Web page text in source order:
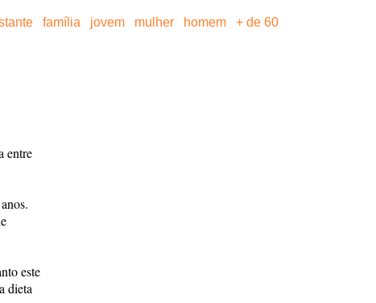
família jovem mulher homem + de 60
entre
este
dieta